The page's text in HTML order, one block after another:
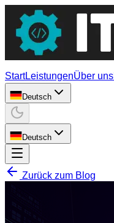
StartLeistungenÜber uns
Deutsch
Deutsch
Zurück zum Blog